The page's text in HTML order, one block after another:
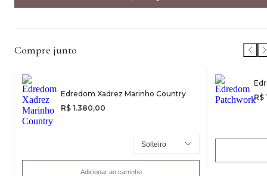
Compre junto
Edredom Xadrez Marinho Country
R$ 1.380,00
Adicionar ao carrinho
R$